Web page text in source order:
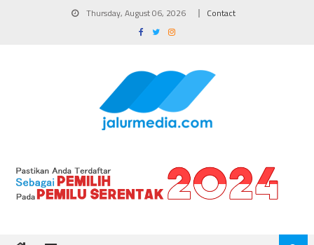
Thursday, August 06, 2026 Contact